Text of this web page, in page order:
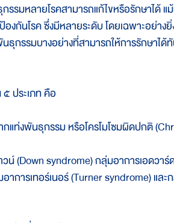
หลายโรคสามารถแก้ไขหรือรักษาได้ แ
งกันโรค ซึ่งมีหลายระดับ โดยเฉพาะอย่าง
ธุกรรมบางอย่างที่สามารถให้การรักษา
ประเภท คือ
แท่งพันธุกรรม หรือโครโมโซมผิดปกติ
syndrome) กลุ่มอาการเอดวาร์
าการเทอร์เนอร์ (Turner syndrome) แล